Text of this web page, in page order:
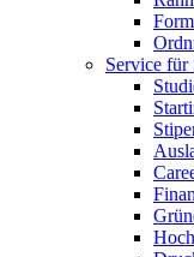
Service für